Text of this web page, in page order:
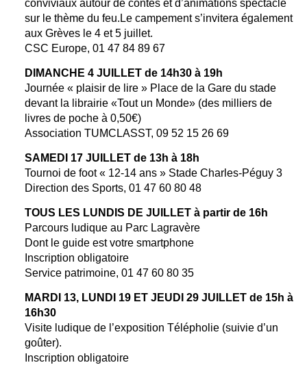
conviviaux autour de contes et d’animations spectacle
sur le thème du feu.Le campement s’invitera également
aux Grèves le 4 et 5 juillet.
CSC Europe, 01 47 84 89 67
DIMANCHE 4 JUILLET de 14h30 à 19h
Journée « plaisir de lire » Place de la Gare du stade
devant la librairie «Tout un Monde» (des milliers de
livres de poche à 0,50€)
Association TUMCLASST, 09 52 15 26 69
SAMEDI 17 JUILLET de 13h à 18h
Tournoi de foot « 12-14 ans » Stade Charles-Péguy 3
Direction des Sports, 01 47 60 80 48
TOUS LES LUNDIS DE JUILLET à partir de 16h
Parcours ludique au Parc Lagravère
Dont le guide est votre smartphone
Inscription obligatoire
Service patrimoine, 01 47 60 80 35
MARDI 13, LUNDI 19 ET JEUDI 29 JUILLET de 15h à
16h30
Visite ludique de l’exposition Télépholie (suivie d’un
goûter).
Inscription obligatoire